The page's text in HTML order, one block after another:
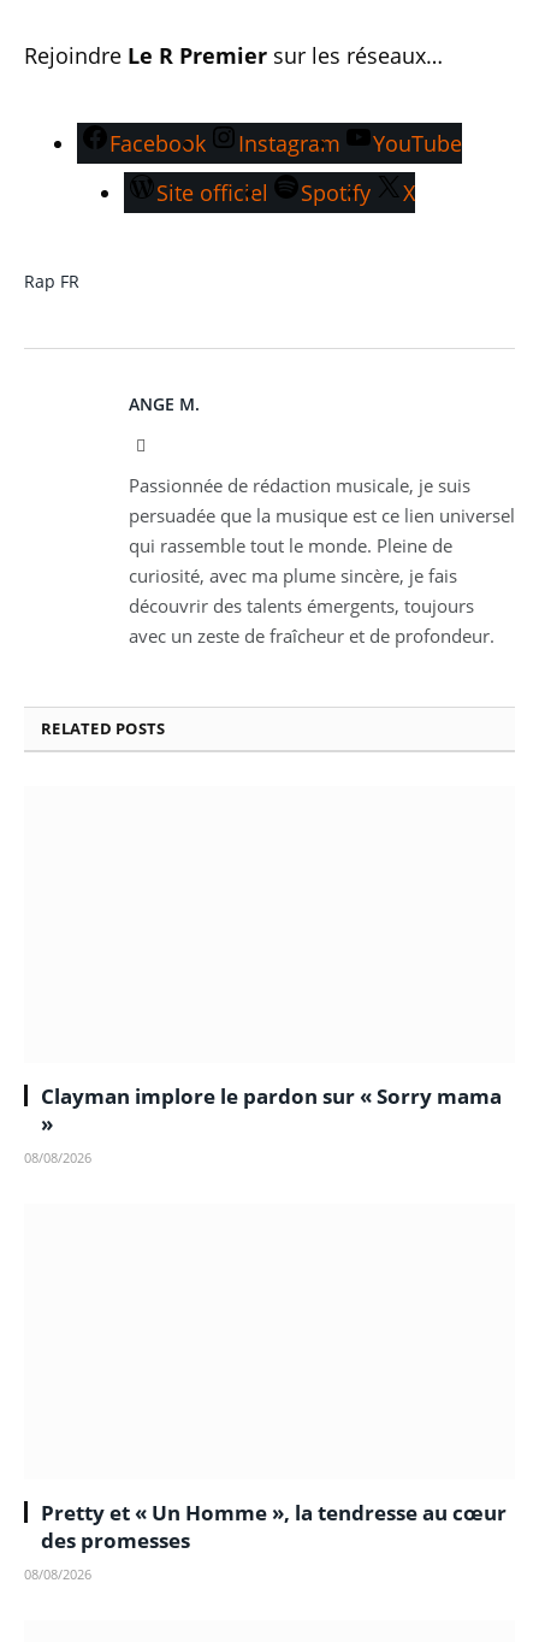
Rejoindre Le R Premier sur les réseaux…
Facebook Instagram
YouTube
Site officiel
Spotify X
Rap FR
ANGE M.
Passionnée de rédaction musicale, je suis
persuadée que la musique est ce lien universel
qui rassemble tout le monde. Pleine de
curiosité, avec ma plume sincère, je fais
découvrir des talents émergents, toujours
avec un zeste de fraîcheur et de profondeur.
RELATED POSTS
Clayman implore le pardon sur « Sorry mama
»
08/08/2026
Pretty et « Un Homme », la tendresse au cœur
des promesses
08/08/2026